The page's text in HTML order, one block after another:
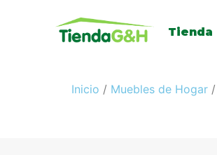
Tienda
Inicio / Muebles de Hogar